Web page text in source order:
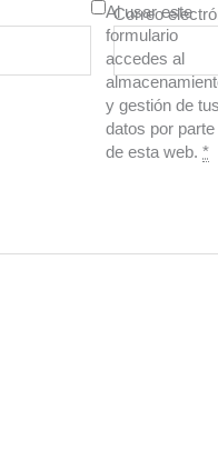
Correo
Al usar este
formulario
accedes al
y gestión de tus
datos por parte
de esta web.*